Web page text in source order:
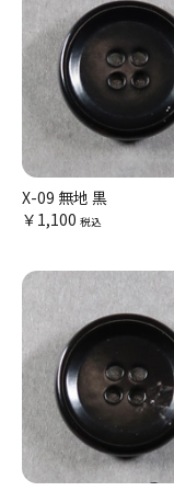
X-09 無地 黒
￥1,100 税込